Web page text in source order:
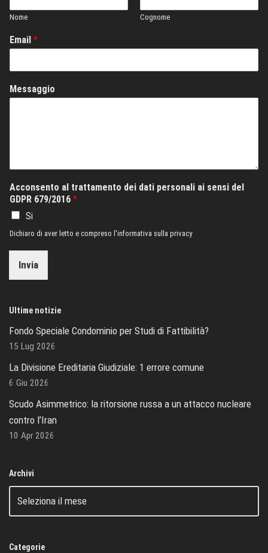
Nome Cognome
Email *
Messaggio
Acconsento al trattamento dei dati personali ai sensi del
GDPR 679/2016 *
Si
Dichiaro di aver letto e compreso l'informativa sulla privacy
Invia
Ultime notizie
Fondo Speciale Condominio per Studi di Fattibilità?
15 Lug 2026
La Divisione Ereditaria Giudiziale: 1 errore comune
6 Giu 2026
Scudo Asimmetrico: la ritorsione russa a un attacco nucleare
contro l’Iran
10 Apr 2026
Archivi
Categorie